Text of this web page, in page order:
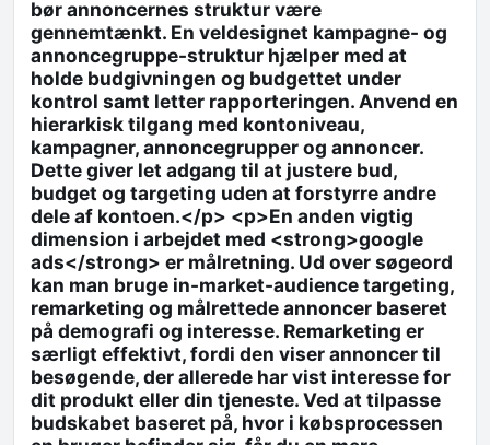
bør annoncernes struktur være
gennemtænkt. En veldesignet kampagne- og
annoncegruppe-struktur hjælper med at
holde budgivningen og budgettet under
kontrol samt letter rapporteringen. Anvend en
hierarkisk tilgang med kontoniveau,
kampagner, annoncegrupper og annoncer.
Dette giver let adgang til at justere bud,
budget og targeting uden at forstyrre andre
dele af kontoen.</p> <p>En anden vigtig
dimension i arbejdet med <strong>google
ads</strong> er målretning. Ud over søgeord
kan man bruge in-market-audience targeting,
remarketing og målrettede annoncer baseret
på demografi og interesse. Remarketing er
særligt effektivt, fordi den viser annoncer til
besøgende, der allerede har vist interesse for
dit produkt eller din tjeneste. Ved at tilpasse
budskabet baseret på, hvor i købsprocessen